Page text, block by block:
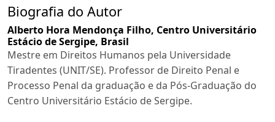
Biografia do Autor
Alberto Hora Mendonça Filho, Centro Universitário
Estácio de Sergipe, Brasil
Mestre em Direitos Humanos pela Universidade
Tiradentes (UNIT/SE). Professor de Direito Penal e
Processo Penal da graduação e da Pós-Graduação do
Centro Universitário Estácio de Sergipe.